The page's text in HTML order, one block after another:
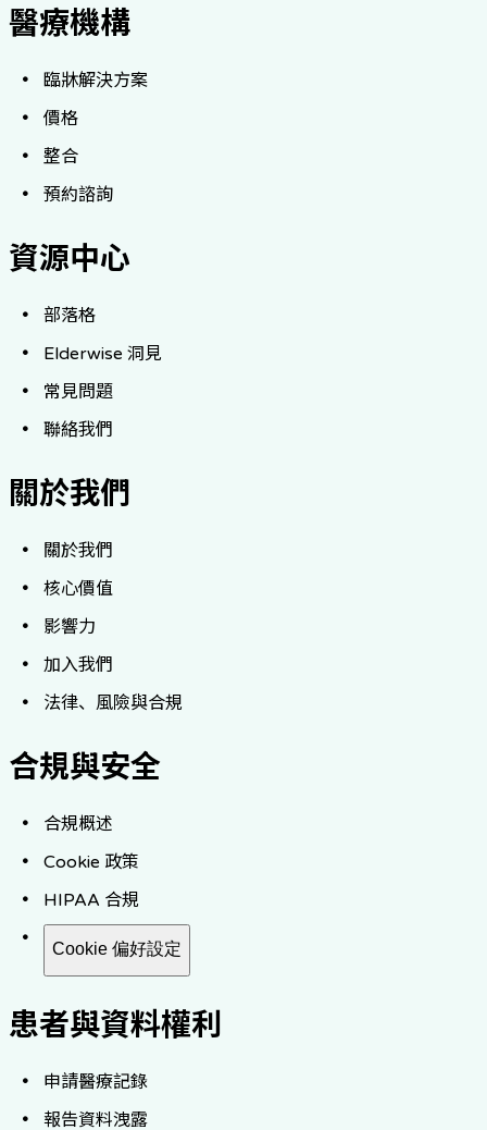
醫療機構
臨牀解決方案
價格
整合
預約諮詢
資源中心
部落格
Elderwise 洞見
常見問題
聯絡我們
關於我們
關於我們
核心價值
影響力
加入我們
法律、風險與合規
合規與安全
合規概述
Cookie 政策
HIPAA 合規
Cookie 偏好設定
患者與資料權利
申請醫療記錄
報告資料洩露